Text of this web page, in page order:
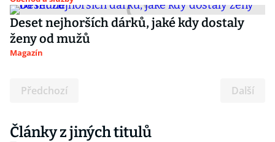
Deset nejhorších dárků, jaké kdy dostaly
ženy od mužů
Magazín
Předchozí Další
Články z jiných titulů